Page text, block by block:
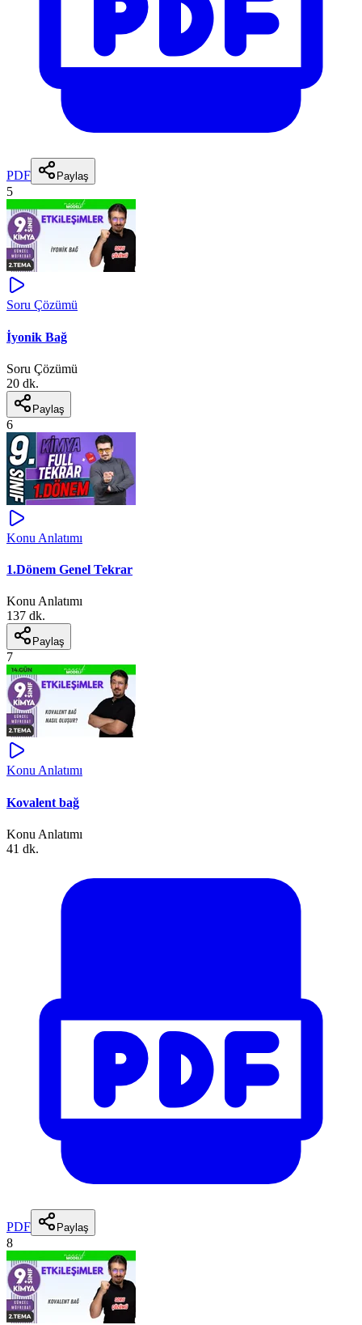
PDF Paylaş
5
Soru Çözümü
İyonik Bağ
Soru Çözümü
20 dk.
Paylaş
6
Konu Anlatımı
1.Dönem Genel Tekrar
Konu Anlatımı
137 dk.
Paylaş
7
Konu Anlatımı
Kovalent bağ
Konu Anlatımı
41 dk.
PDF Paylaş
8